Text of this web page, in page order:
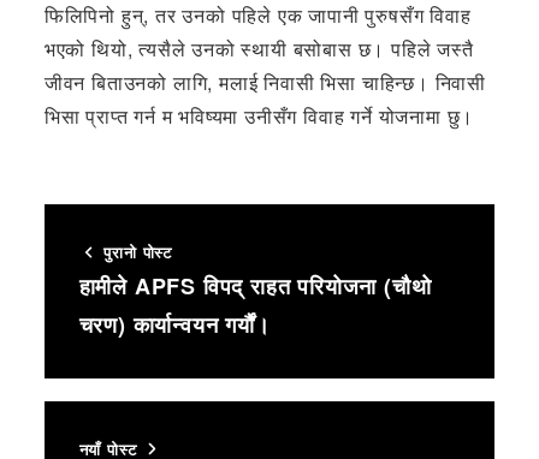
फिलिपिनो हुन्, तर उनको पहिले एक जापानी पुरुषसँग विवाह
भएको थियो, त्यसैले उनको स्थायी बसोबास छ। पहिले जस्तै
जीवन बिताउनको लागि, मलाई निवासी भिसा चाहिन्छ। निवासी
भिसा प्राप्त गर्न म भविष्यमा उनीसँग विवाह गर्ने योजनामा छु।
पुरानो पोस्ट
हामीले APFS विपद् राहत परियोजना (चौथो
चरण) कार्यान्वयन गर्यौं।
नयाँ पोस्ट